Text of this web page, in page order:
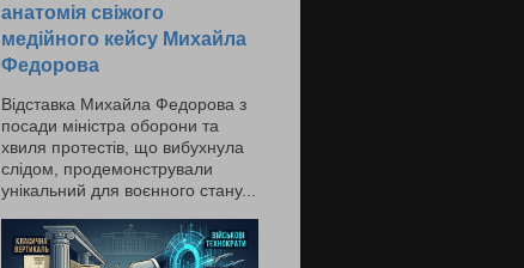
анатомія свіжого
медійного кейсу Михайла
Федорова
Відставка Михайла Федорова з
посади міністра оборони та
хвиля протестів, що вибухнула
слідом, продемонстрували
унікальний для воєнного стану...